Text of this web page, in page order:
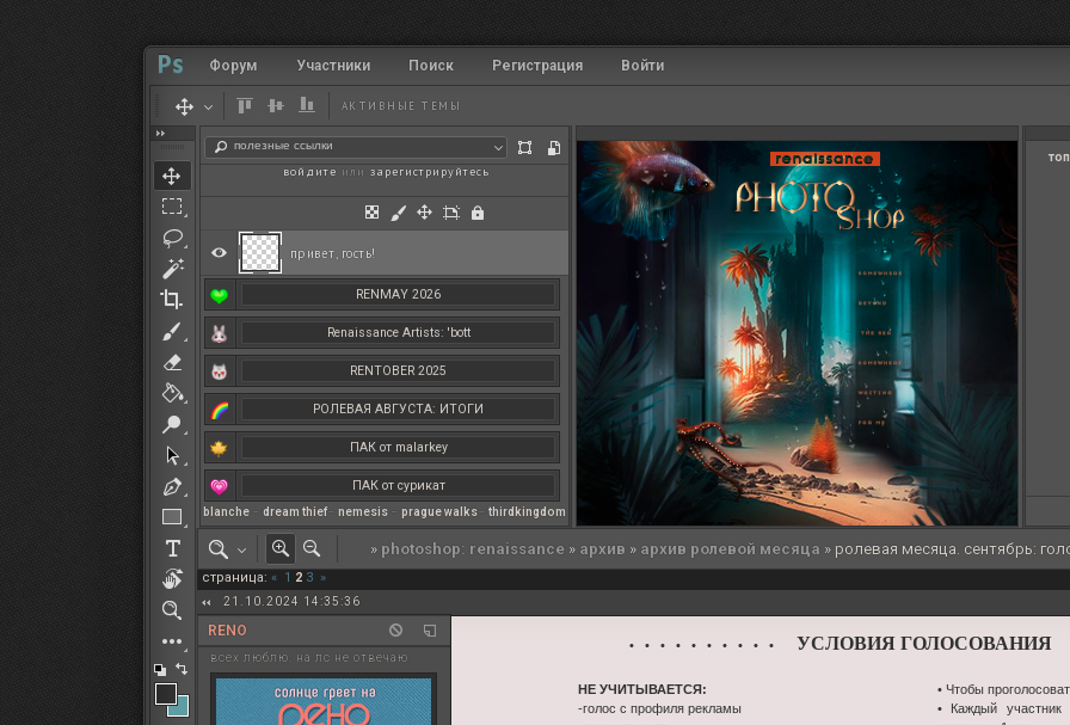
RENMAY 2026
Renaissance Artists: 'bott
RENTOBER 2025
РОЛЕВАЯ АВГУСТА: ИТОГИ
ПАК от malarkey
ПАК от сурикат
РЕНМАЙ
РОЛЕВАЯ МАРТА: ИТОГИ
полезные ссылки
blanche– dream thief– nemesis– prague walks– thirdkingdom
Форум Участники Поиск Регистрация Войти
АКТИВНЫЕ ТЕМЫ
привет, гость!
войдите или зарегистрируйтесь
» photoshop: renaissance » архив » архив ролевой месяца » ролевая месяца. сентябрь:
страница: « 1 2 3 »
21.10.2024 14:35:36
RENO
всех люблю. на лс не отвечаю
• • • • • • • • • • УСЛОВИЯ ГОЛОСОВАНИЯ
НЕ УЧИТЫВАЕТСЯ:
-голос с профиля рекламы
• Чтобы
• Каждый участник